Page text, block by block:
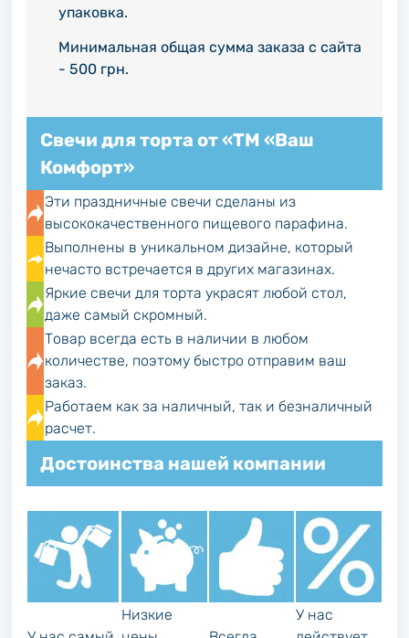
упаковка.
Минимальная общая сумма заказа с сайта
- 500 грн.
Свечи для торта от «ТМ «Ваш
Комфорт»
Эти праздничные свечи сделаны из
высококачественного пищевого парафина.
Выполнены в уникальном дизайне, который
нечасто встречается в других магазинах.
Яркие свечи для торта украсят любой стол,
даже самый скромный.
Товар всегда есть в наличии в любом
количестве, поэтому быстро отправим ваш
заказ.
Работаем как за наличный, так и безналичный
расчет.
Достоинства нашей компании
Низкие
У нас